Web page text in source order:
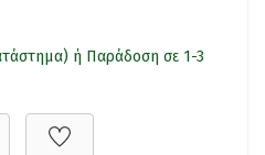
ή Παράδοση σε 1-3